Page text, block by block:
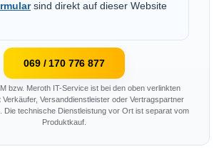
sind direkt auf dieser Website
069 / 170 776 877
bzw. Meroth IT-Service ist bei den oben verlinkten
Verkäufer, Versanddienstleister oder Vertragspartner
Die technische Dienstleistung vor Ort ist separat vom
Produktkauf.